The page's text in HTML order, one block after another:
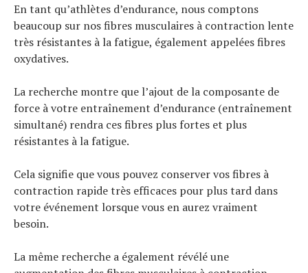
En tant qu’athlètes d’endurance, nous comptons
beaucoup sur nos fibres musculaires à contraction lente
très résistantes à la fatigue, également appelées fibres
oxydatives.
La recherche montre que l’ajout de la composante de
force à votre entraînement d’endurance (entraînement
simultané) rendra ces fibres plus fortes et plus
résistantes à la fatigue.
Cela signifie que vous pouvez conserver vos fibres à
contraction rapide très efficaces pour plus tard dans
votre événement lorsque vous en aurez vraiment
besoin.
La même recherche a également révélé une